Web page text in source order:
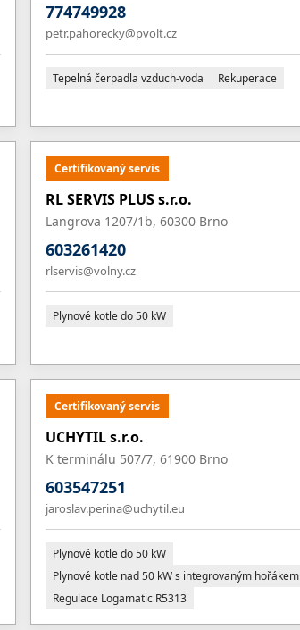
774749928
petr.pahorecky@pvolt.cz
Tepelná čerpadla vzduch-voda Rekuperace
Certifikovaný servis
RL SERVIS PLUS s.r.o.
Langrova 1207/1b, 60300 Brno
603261420
rlservis@volny.cz
Plynové kotle do 50 kW
Certifikovaný servis
UCHYTIL s.r.o.
K terminálu 507/7, 61900 Brno
603547251
jaroslav.perina@uchytil.eu
Plynové kotle do 50 kW
Plynové kotle nad 50 kW s integrovaným hořákem
Regulace Logamatic R5313